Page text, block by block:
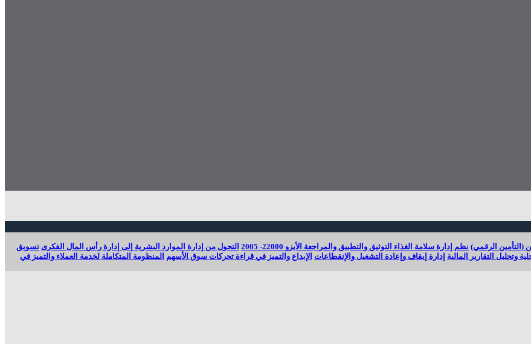
(التأمين الرقمي) نظم إدارة سلامة الغذاء التوثيق والتطبيق والمراجعة الأيزو 22000- 2005 التحول من إدارة الموارد البشرية إلى إدارة رأس المال الفكرى تسويق
وتحليل التقارير المالية إدارة إيقاف وإعادة التشغيل والإنقطاعات الإبداع والتميز في قراءة تحركات سوق الأسهم المنظومة المتكاملة لخدمة العملاء والتميز في